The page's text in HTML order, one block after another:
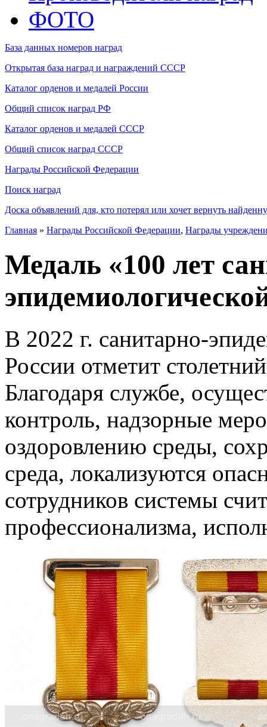
ФОТО
База данных номеров наград
Открытая база наград и награждений СССР
Каталог орденов и медалей России
Общий список наград РФ
Каталог орденов и медалей СССР
Общий список наград СССР
Награды Российской Федерации
Поиск наград
Доска объявлений для, кто потерял или хочет вернуть
Главная » Награды Российской Федерации, Награды
Медаль «100 лет
В 2022 г. санитарно-
России отметит
Благодаря службе,
контроль, надзорные
оздоровлению среды,
среда, локализуются
сотрудников системы
профессионализма,